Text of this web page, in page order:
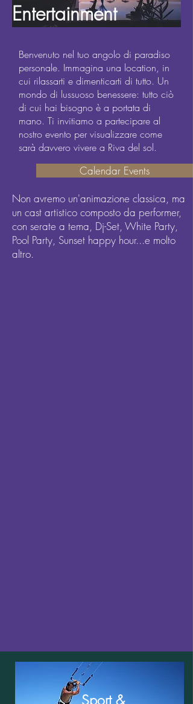
Entertainment
Benvenuto nel tuo angolo di paradiso
personale. Immagina una location, in
cui rilassarti e dimenticarti di tutto. Un
mondo di lussuoso benessere: tutto ciò
di cui hai bisogno è a portata di
mano. Ti invitiamo a partecipare al
nostro evento per visualizzare come
sarà davvero vivere a Riva del sol.
Calendar Events
Non avremo un'animazione classica, ma
un cast artistico composto da performer,
con serate a tema, Dj-Set, White Party,
Pool Party, Sunset happy hour...e molto
altro.
Sport &